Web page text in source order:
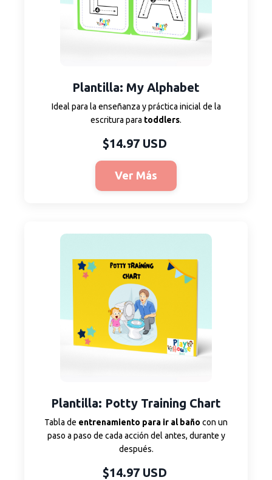
Plantilla: My Alphabet
Ideal para la enseñanza y práctica inicial de la
escritura para toddlers.
$14.97 USD
Ver Más
Plantilla: Potty Training Chart
Tabla de entrenamiento para ir al baño con un
paso a paso de cada acción del antes, durante y
después.
$14.97 USD